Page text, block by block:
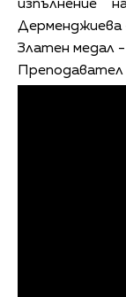
изпълнение
Златен медал